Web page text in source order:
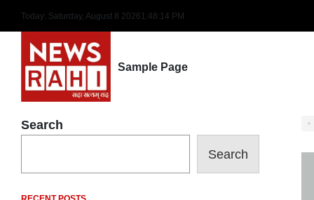
content
Today: Saturday, August 8 20261 :48:15 PM
Sample Page
Search
Search